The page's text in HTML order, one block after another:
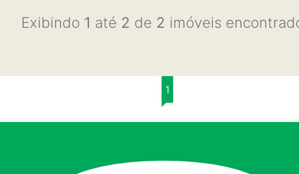
Exibindo 1 até 2 de 2 imóveis
1